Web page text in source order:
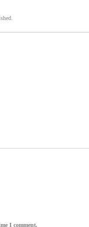
I comment.